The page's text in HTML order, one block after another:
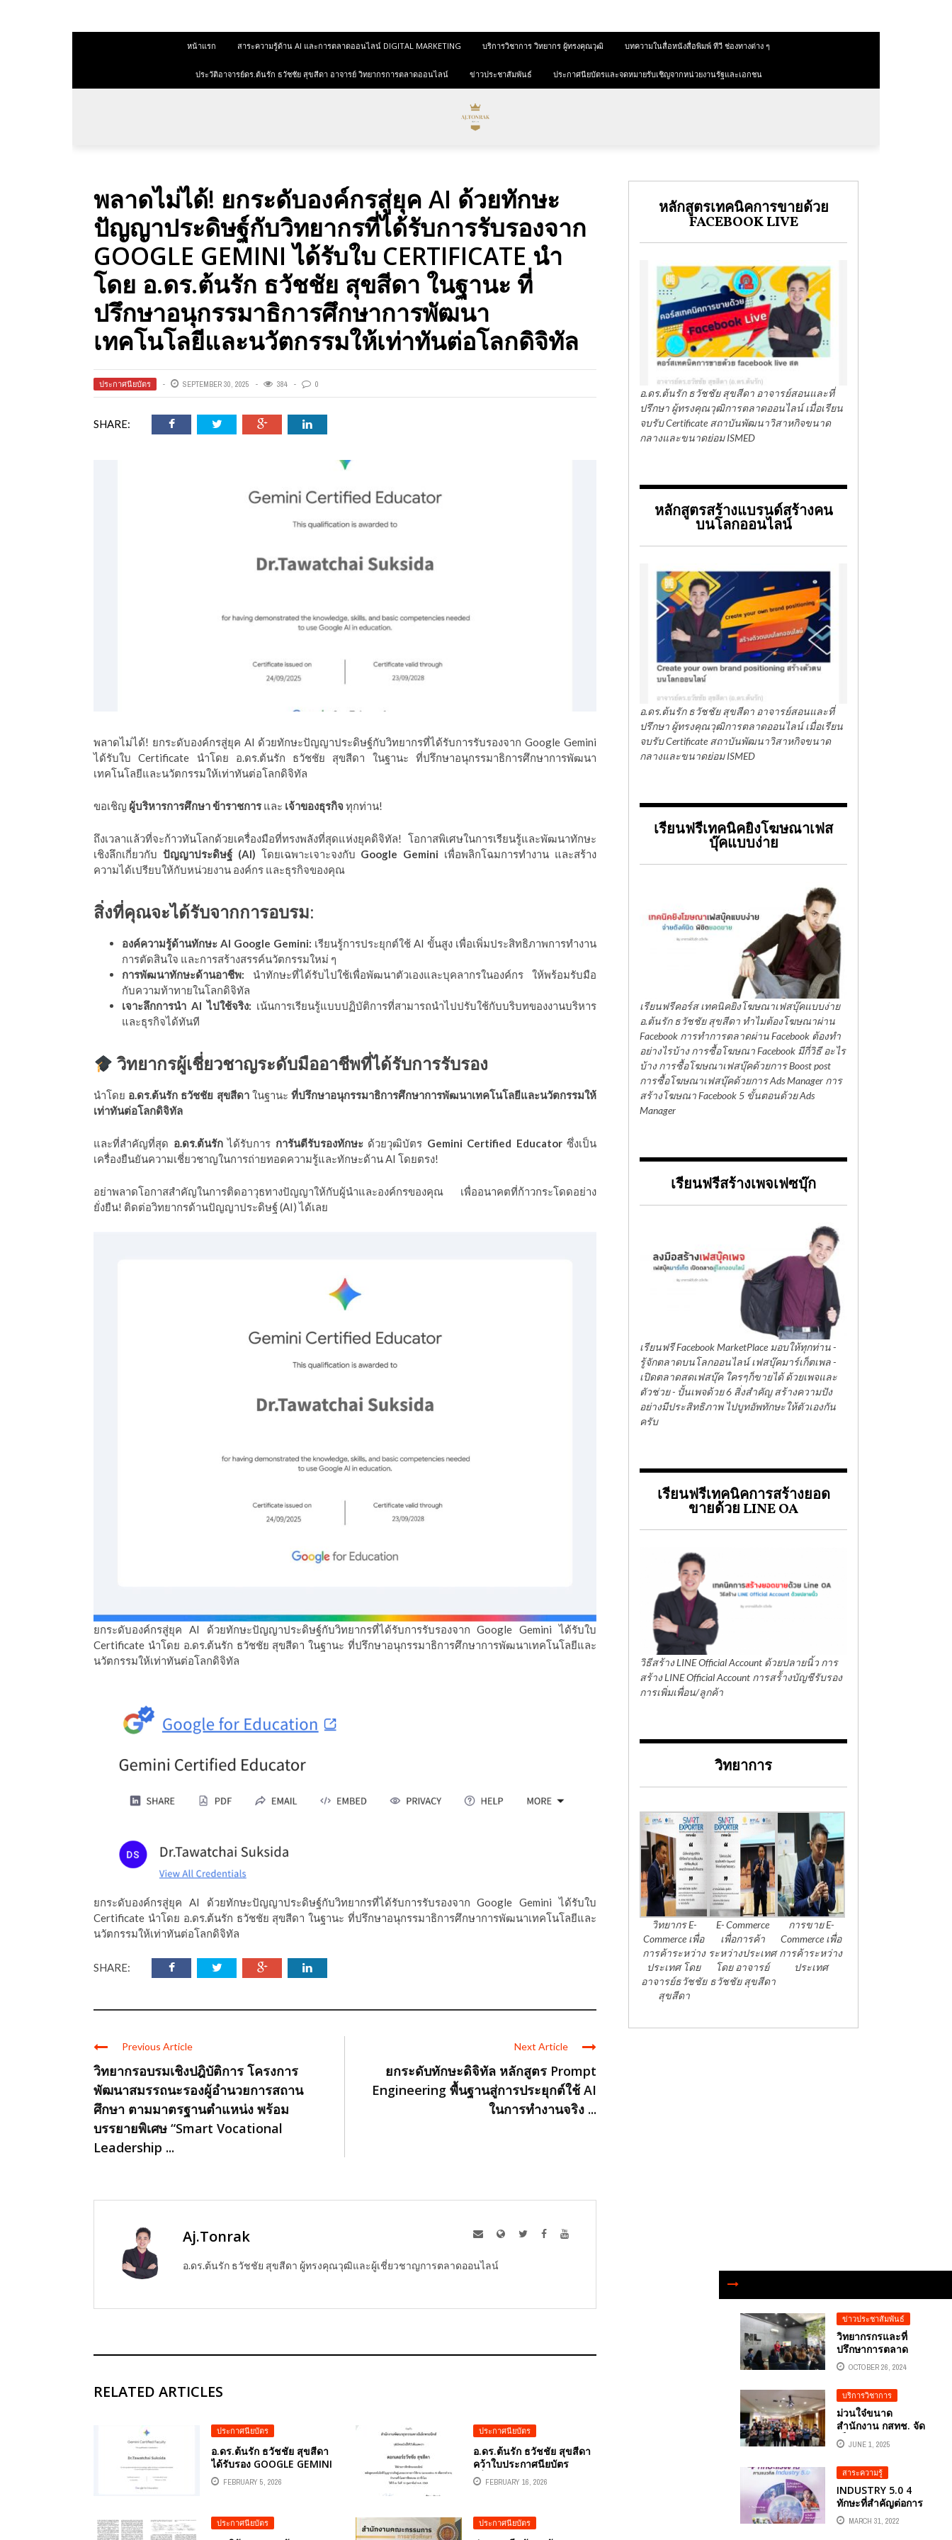
หน้าแรก สาระความรู้ด้าน AI และการตลาดออนไลน์ DIGITAL MARKETING บริการวิชาการ วิทยากร ผู้ทรงคุณวุฒิ บทความในสื่อหนังสื่อพิมพ์ ทีวี ช่องทางต่าง ๆ
ประวัติอาจารย์ดร.ต้นรัก ธวัชชัย สุขสีดา อาจารย์ วิทยากรการตลาดออนไลน์ ข่าวประชาสัมพันธ์ ประกาศนียบัตรและจดหมายรับเชิญจากหน่วยงานรัฐและเอกชน
พลาดไม่ได้! ยกระดับองค์กรสู่ยุค AI ด้วยทักษะ
ปัญญาประดิษฐ์กับวิทยากรที่ได้รับการรับรองจาก
GOOGLE GEMINI ได้รับใบ CERTIFICATE นำ
โดย อ.ดร.ต้นรัก ธวัชชัย สุขสีดา ในฐานะ ที่
ปรึกษาอนุกรรมาธิการศึกษาการพัฒนา
เทคโนโลยีและนวัตกรรมให้เท่าทันต่อโลกดิจิทัล
ประกาศนียบัตร SEPTEMBER 30, 2025 384 0
SHARE:
พลาดไม่ได้! ยกระดับองค์กรสู่ยุค AI ด้วยทักษะปัญญาประดิษฐ์กับวิทยากรที่ได้รับการรับรองจาก Google Gemini
ได้รับใบ Certificate นำโดย อ.ดร.ต้นรัก ธวัชชัย สุขสีดา ในฐานะ ที่ปรึกษาอนุกรรมาธิการศึกษาการพัฒนา
เทคโนโลยีและนวัตกรรมให้เท่าทันต่อโลกดิจิทัล
ขอเชิญ ผู้บริหารการศึกษา ข้าราชการและ เจ้าของธุรกิจทุกท่าน!
ถึงเวลาแล้วที่จะก้าวทันโลกด้วยเครื่องมือที่ทรงพลังที่สุดแห่งยุคดิจิทัล! โอกาสพิเศษในการเรียนรู้และพัฒนาทักษะ
เชิงลึกเกี่ยวกับ ปัญญาประดิษฐ์ (AI) โดยเฉพาะเจาะจงกับ Google Gemini เพื่อพลิกโฉมการทำงาน และสร้าง
ความได้เปรียบให้กับหน่วยงาน องค์กร และธุรกิจของคุณ
สิ่งที่คุณจะได้รับจากการอบรม:
องค์ความรู้ด้านทักษะ AI Google Gemini: เรียนรู้การประยุกต์ใช้ AI ขั้นสูง เพื่อเพิ่มประสิทธิภาพการทำงาน
การตัดสินใจ และการสร้างสรรค์นวัตกรรมใหม่ ๆ
การพัฒนาทักษะด้านอาชีพ: นำทักษะที่ได้รับไปใช้เพื่อพัฒนาตัวเองและบุคลากรในองค์กร ให้พร้อมรับมือ
กับความท้าทายในโลกดิจิทัล
เจาะลึกการนำ AI ไปใช้จริง: เน้นการเรียนรู้แบบปฏิบัติการที่สามารถนำไปปรับใช้กับบริบทของงานบริหาร
และธุรกิจได้ทันที
วิทยากรผู้เชี่ยวชาญระดับมืออาชีพที่ได้รับการรับรอง
นำโดย อ.ดร.ต้นรัก ธวัชชัย สุขสีดาในฐานะที่ปรึกษาอนุกรรมาธิการศึกษาการพัฒนาเทคโนโลยีและนวัตกรรมให้
เท่าทันต่อโลกดิจิทัล
และที่สำคัญที่สุด อ.ดร.ต้นรักได้รับการ การันตีรับรองทักษะด้วยวุฒิบัตร Gemini Certified Educatorซึ่งเป็น
เครื่องยืนยันความเชี่ยวชาญในการถ่ายทอดความรู้และทักษะด้าน AI โดยตรง!
อย่าพลาดโอกาสสำคัญในการติดอาวุธทางปัญญาให้กับผู้นำและองค์กรของคุณ เพื่ออนาคตที่ก้าวกระโดดอย่าง
ยั่งยืน! ติดต่อวิทยากรด้านปัญญาประดิษฐ์ (AI) ได้เลย
ยกระดับองค์กรสู่ยุค AI ด้วยทักษะปัญญาประดิษฐ์กับวิทยากรที่ได้รับการรับรองจาก Google Gemini ได้รับใบ
Certificate นำโดย อ.ดร.ต้นรัก ธวัชชัย สุขสีดา ในฐานะ ที่ปรึกษาอนุกรรมาธิการศึกษาการพัฒนาเทคโนโลยีและ
นวัตกรรมให้เท่าทันต่อโลกดิจิทัล
ยกระดับองค์กรสู่ยุค AI ด้วยทักษะปัญญาประดิษฐ์กับวิทยากรที่ได้รับการรับรองจาก Google Gemini ได้รับใบ
Certificate นำโดย อ.ดร.ต้นรัก ธวัชชัย สุขสีดา ในฐานะ ที่ปรึกษาอนุกรรมาธิการศึกษาการพัฒนาเทคโนโลยีและ
นวัตกรรมให้เท่าทันต่อโลกดิจิทัล
SHARE:
Previous Article
วิทยากรอบรมเชิงปฎิบัติการ โครงการ
พัฒนาสมรรถนะรองผู้อำนวยการสถาน
ศึกษา ตามมาตรฐานตำแหน่ง พร้อม
บรรยายพิเศษ “Smart Vocational
Leadership ...
Next Article
ยกระดับทักษะดิจิทัล หลักสูตร Prompt
Engineering พื้นฐานสู่การประยุกต์ใช้ AI
ในการทำงานจริง ...
Aj.Tonrak
อ.ดร.ต้นรัก ธวัชชัย สุขสีดา ผู้ทรงคุณวุฒิและผู้เชี่ยวชาญการตลาดออนไลน์
RELATED ARTICLES
ประกาศนียบัตร
อ.ดร.ต้นรัก ธวัชชัย สุขสีดา
ได้รับรอง GOOGLE GEMINI
ประกาศนียบัตร “GEMINI
CERTIFIED FACULTY”
ทักษะการใช้ AI เพื่อการวิจัย
และหลักสูตรนวัตกรรม
FEBRUARY 5, 2026
ประกาศนียบัตร
อ.ดร.ต้นรัก ธวัชชัย สุขสีดา
คว้าใบประกาศนียบัตร
เชี่ยวชาญ GENERATIVE AI
“เทคโนโลยีปัญญาประดิษฐ์
GENERATIVE AI เพื่อการ
ทำงาน” จาก ETDA และ
FEBRUARY 16, 2026
ประกาศนียบัตร ประกาศนียบัตร
ข่าวประชาสัมพันธ์
วิทยากรกรและที่
ปรึกษาการตลาด
ออนไลน์ธุรกิจรถยนต์
มือสอง USED CAR
อ.ดร.ต้นรัก ธวัชชัย
สุขสีดา ผู้ทรงคุณวุฒิ
ด้านการตลาด
ออนไลน์
OCTOBER 26, 2024
บริการวิชาการ
ม่วนใจ๋ขนาด
สำนักงาน กสทช. จัด
เต็ม! อบรม AI
นวัตกรรมการศึกษา
เพื่อยกระดับบุคลากร
ทางการศึกษาในพื้นที่
พะเยา วิทยากรผู้ทรง
คุณวิฒิด้าน
เทคโนโลยีดิจิทัล
อ.ดร.ต้นรัก ธวัชชัย
JUNE 1, 2025
สาระความรู้
INDUSTRY 5.0 4
ทักษะที่สำคัญต่อการ
พัฒนาศักยภาพของ
แรงงาน
MARCH 31, 2022
หลักสูตรเทคนิคการขายด้วย
FACEBOOK LIVE
อ.ดร.ต้นรัก ธวัชชัย สุขสีดา อาจารย์สอนและที่
ปรึกษา ผู้ทรงคุณวุฒิการตลาดออนไลน์ เมื่อเรียน
จบรับ Certificate สถาบันพัฒนาวิสาหกิจขนาด
กลางและขนาดย่อม ISMED
หลักสูตรสร้างแบรนด์สร้างคน
บนโลกออนไลน์
อ.ดร.ต้นรัก ธวัชชัย สุขสีดา อาจารย์สอนและที่
ปรึกษา ผู้ทรงคุณวุฒิการตลาดออนไลน์ เมื่อเรียน
จบรับ Certificate สถาบันพัฒนาวิสาหกิจขนาด
กลางและขนาดย่อม ISMED
เรียนฟรีเทคนิคยิงโฆษณาเฟส
บุ๊คแบบง่าย
เรียนฟรีคอร์ส เทคนิคยิงโฆษณาเฟสบุ๊คแบบง่าย
อ.ต้นรัก ธวัชชัย สุขสีดา ทำไมต้องโฆษณาผ่าน
Facebook การทำการตลาดผ่าน Facebook ต้องทำ
อย่างไรบ้าง การซื้อโฆษณา Facebook มีกี่วิธี อะไร
บ้าง การซื้อโฆษณาเฟสบุ๊คด้วยการ Boost post
การซื้อโฆษณาเฟสบุ๊คด้วยการ Ads Manager การ
สร้างโฆษณา Facebook 5 ขั้นตอนด้วย Ads
Manager
เรียนฟรีสร้างเพจเฟซบุ๊ก
เรียนฟรี Facebook MarketPlace มอบให้ทุกท่าน -
รู้จักตลาดบนโลกออนไลน์ เฟสบุ๊คมาร์เก็ตเพล -
เปิดตลาดสดเฟสบุ๊ค ใครๆก็ขายได้ ด้วยเพจและ
ตัวช่วย - ปั้นเพจด้วย 6 สิ่งสำคัญ สร้างความปัง
อย่างมีประสิทธิภาพ ไปบูทอัพทักษะให้ตัวเองกัน
ครับ
เรียนฟรีเทคนิคการสร้างยอด
ขายด้วย LINE OA
วิธีสร้าง LINE Official Account ด้วยปลายนิ้ว การ
สร้าง LINE Official Account การสร้้างบัญชีรับรอง
การเพิ่มเพื่อน/ลูกค้า
วิทยาการ
วิทยากร E-
Commerce เพื่อ
การค้าระหว่าง
ประเทศ โดย
อาจารย์ธวัชชัย
สุขสีดา
E- Commerce
เพื่อการค้า
ระหว่างประเทศ
โดย อาจารย์
ธวัชชัย สุขสีดา
การขาย E-
Commerce เพื่อ
การค้าระหว่าง
ประเทศ